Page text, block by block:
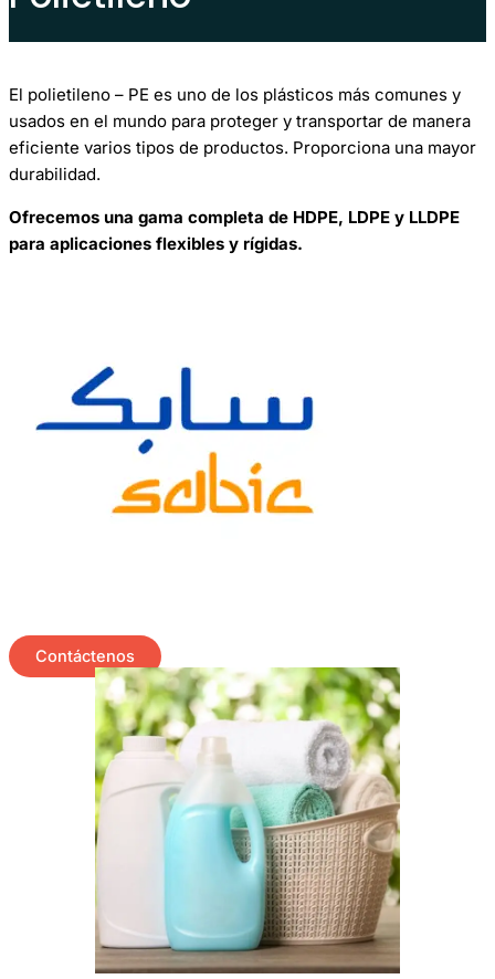
El polietileno – PE es uno de los plásticos más comunes y
usados en el mundo para proteger y transportar de manera
eficiente varios tipos de productos. Proporciona una mayor
durabilidad.
Ofrecemos una gama completa de HDPE, LDPE y LLDPE
para aplicaciones flexibles y rígidas.
Contáctenos